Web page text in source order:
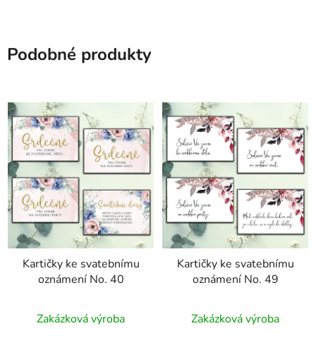
Podobné produkty
Kartičky ke svatebnímu
oznámení No. 40
Zakázková výroba
Kartičky ke svatebnímu
oznámení No. 49
Zakázková výroba